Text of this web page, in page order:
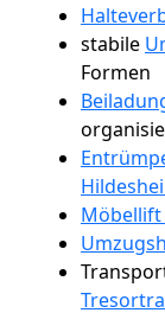
stabile
Formen
Möbellift